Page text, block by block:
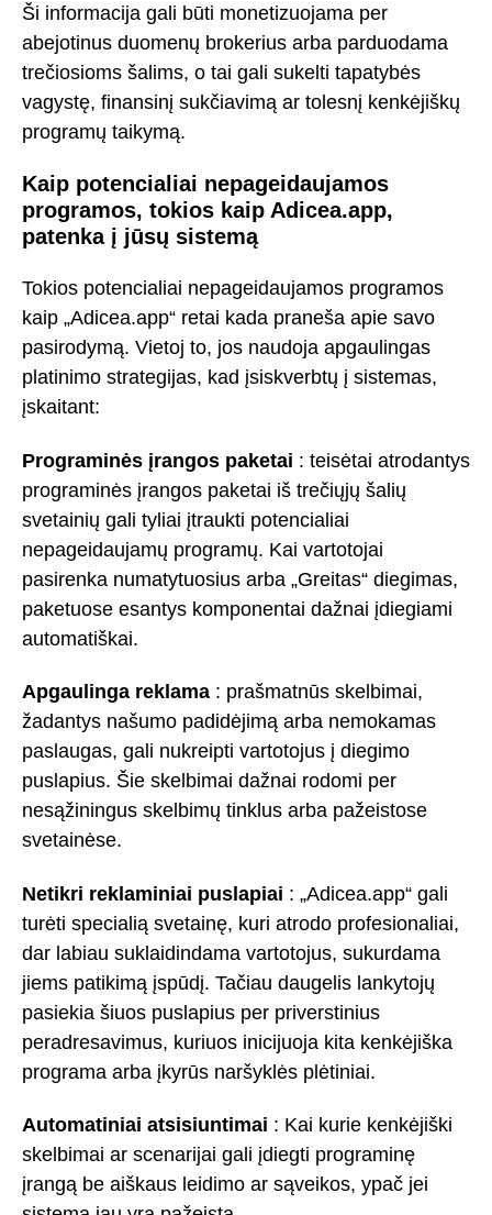
Ši informacija gali būti monetizuojama per
abejotinus duomenų brokerius arba parduodama
trečiosioms šalims, o tai gali sukelti tapatybės
vagystę, finansinį sukčiavimą ar tolesnį kenkėjiškų
programų taikymą.
Kaip potencialiai nepageidaujamos
programos, tokios kaip Adicea.app,
patenka į jūsų sistemą
Tokios potencialiai nepageidaujamos programos
kaip „Adicea.app“ retai kada praneša apie savo
pasirodymą. Vietoj to, jos naudoja apgaulingas
platinimo strategijas, kad įsiskverbtų į sistemas,
įskaitant:
Programinės įrangos paketai : teisėtai atrodantys
programinės įrangos paketai iš trečiųjų šalių
svetainių gali tyliai įtraukti potencialiai
nepageidaujamų programų. Kai vartotojai
pasirenka numatytuosius arba „Greitas“ diegimas,
paketuose esantys komponentai dažnai įdiegiami
automatiškai.
Apgaulinga reklama : prašmatnūs skelbimai,
žadantys našumo padidėjimą arba nemokamas
paslaugas, gali nukreipti vartotojus į diegimo
puslapius. Šie skelbimai dažnai rodomi per
nesąžiningus skelbimų tinklus arba pažeistose
svetainėse.
Netikri reklaminiai puslapiai : „Adicea.app“ gali
turėti specialią svetainę, kuri atrodo profesionaliai,
dar labiau suklaidindama vartotojus, sukurdama
jiems patikimą įspūdį. Tačiau daugelis lankytojų
pasiekia šiuos puslapius per priverstinius
peradresavimus, kuriuos inicijuoja kita kenkėjiška
programa arba įkyrūs naršyklės plėtiniai.
Automatiniai atsisiuntimai : Kai kurie kenkėjiški
skelbimai ar scenarijai gali įdiegti programinę
įrangą be aiškaus leidimo ar sąveikos, ypač jei